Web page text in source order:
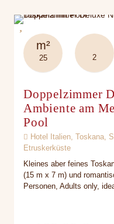
m²
25 2
Doppelzimmer
Ambiente am
Pool
Hotel Italien, Toskana,
Etruskerküste
Kleines aber feines
(15 m x 7 m) und
Personen, Adults only,